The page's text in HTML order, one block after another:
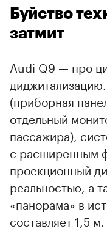
Буйство
затмит
Audi Q9 — про
(приборная
отдельный
пассажира),
с расширенным
проекционный
реальностью, а
«панорама» в
составляет 1,5 м.